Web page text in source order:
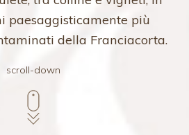
paesaggisticamente più
della Franciacorta.
scroll-down